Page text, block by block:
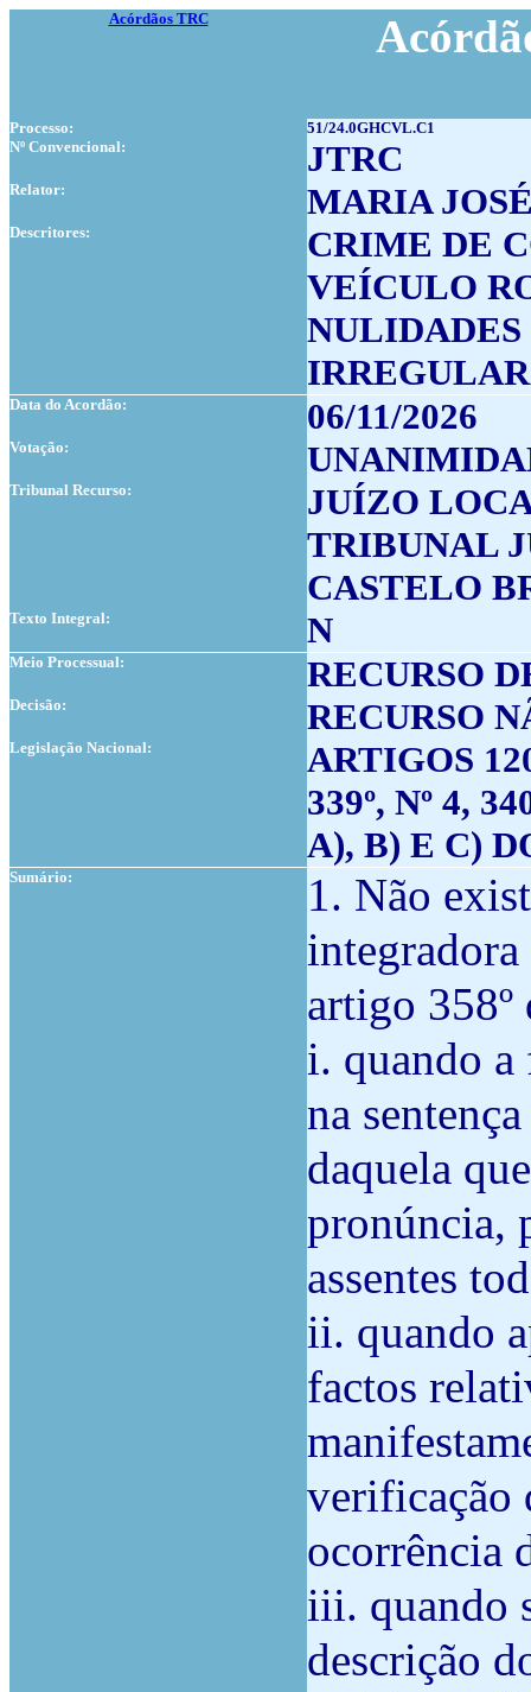
Acórdãos TRC
Processo:
51/24.0GHCVL.C1
Nº Convencional:
JTRC
Relator: MARIA
Descritores:
CRIME DE
VEÍCULO
NULIDADES
Data do Acordão: 06/11/2026
Votação:
Tribunal Recurso:
JUÍZO
TRIBUNAL
CASTELO
Texto Integral: N
Meio Processual: RECURSO
Decisão: RECURSO
Legislação Nacional:
ARTIGOS
339º, Nº 4,
A), B) E C)
Sumário:
1. Não
integradora
artigo 358º
i. quando a
na
daquela
pronúncia,
assentes
ii. quando
factos
verificação
ocorrência
iii. quando
descrição